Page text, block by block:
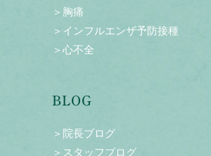
＞胸痛
＞インフルエンザ予防接種
＞心不全
BLOG
＞院長ブログ
＞スタッフブログ